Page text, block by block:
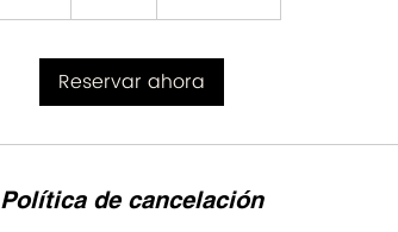
n
Reservar ahora
Política de cancelación